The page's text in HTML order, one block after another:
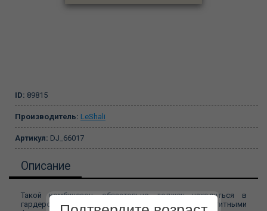
ID: 89815
Производитель: LeShali
Артикул: DJ_66017
Описание
Такой комбинезон, обязательно должен находиться в
гардеробе каждой женщины обладающей аппетитными